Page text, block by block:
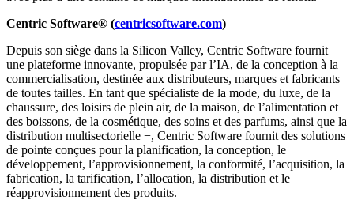
Centric Software® (centricsoftware.com)
Depuis son siège dans la Silicon Valley, Centric Software fournit
une plateforme innovante, propulsée par l’IA, de la conception à la
commercialisation, destinée aux distributeurs, marques et fabricants
de toutes tailles. En tant que spécialiste de la mode, du luxe, de la
chaussure, des loisirs de plein air, de la maison, de l’alimentation et
des boissons, de la cosmétique, des soins et des parfums, ainsi que la
distribution multisectorielle −, Centric Software fournit des solutions
de pointe conçues pour la planification, la conception, le
développement, l’approvisionnement, la conformité, l’acquisition, la
fabrication, la tarification, l’allocation, la distribution et le
réapprovisionnement des produits.